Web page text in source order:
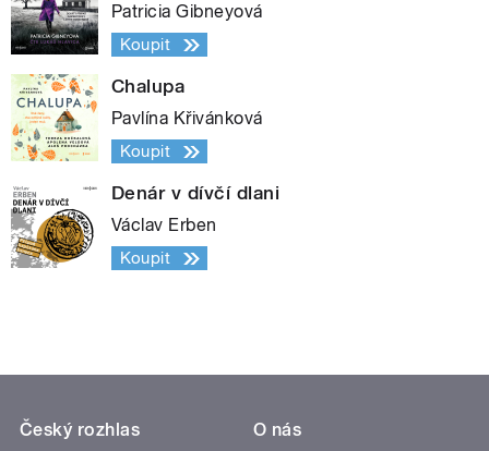
Patricia Gibneyová
Koupit
Chalupa
Pavlína Křivánková
Koupit
Denár v dívčí dlani
Václav Erben
Koupit
Český rozhlas
O nás